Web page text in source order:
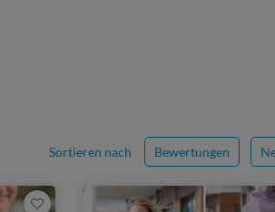
Sortieren nach Bewertungen